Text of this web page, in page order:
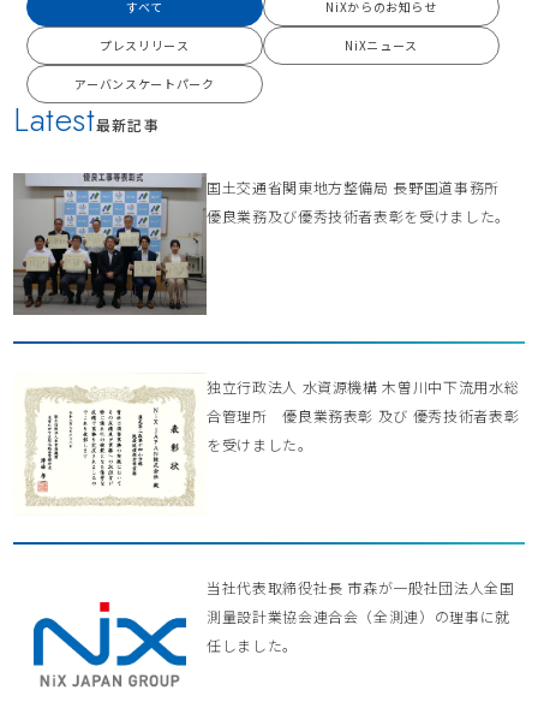
Latest最新記事
国土交通省関東地方整備局 長野国道事務所
優良業務及び優秀技術者表彰を受けました。
独立行政法人 水資源機構 木曽川中下流用水総
合管理所 優良業務表彰 及び 優秀技術者表彰
を受けました。
当社代表取締役社長 市森が一般社団法人全国
測量設計業協会連合会（全測連）の理事に就
任しました。
すべて NiXからのお知らせ
プレスリリース NiXニュース
アーバンスケートパーク